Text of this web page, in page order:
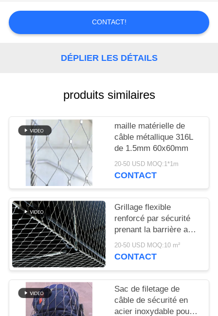
NOUVELLES
DEMANDEZ
DU
SITE
POLITIQUE
CONFIDENTIALITÉ
CONTACT!
DÉPLIER LES DÉTAILS
produits similaires
maille matérielle de
câble métallique 316L
de 1.5mm 60x60mm
20-50 USD MOQ:1*1m
CONTACT
Grillage flexible
renforcé par sécurité
prenant la barrière au
filet baguée
architecturale de
20-50 USD MOQ:10 m²
CONTACT
Sac de filetage de
câble de sécurité en
acier inoxydable pour